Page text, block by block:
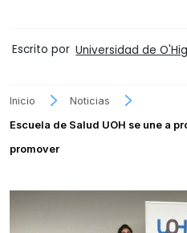
Escrito por Universidad de
Inicio
Noticias
Escuela de Salud UOH se une a
promover